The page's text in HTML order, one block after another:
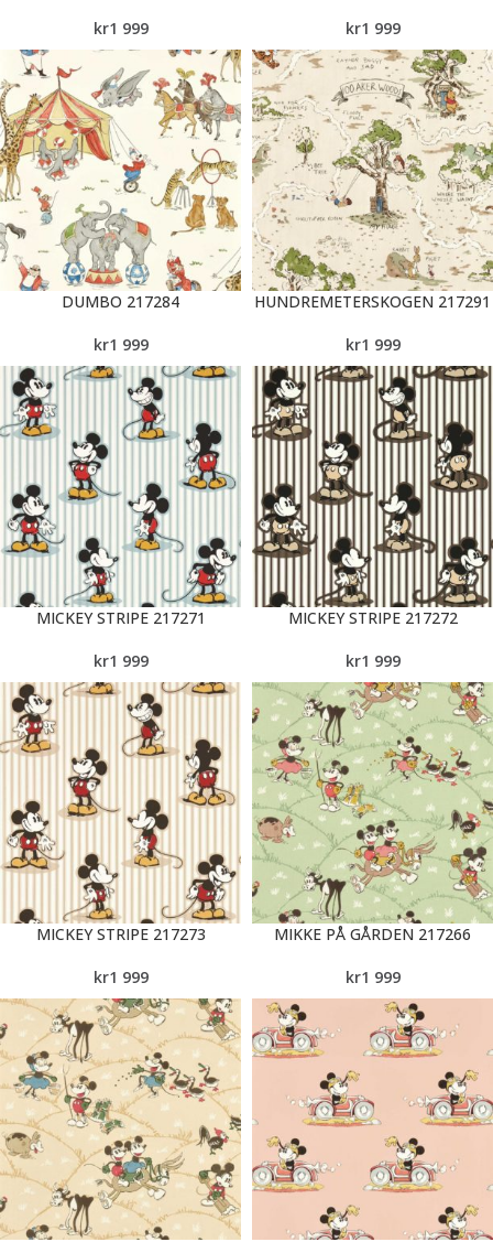
kr1 999 kr1 999
DUMBO 217284
kr1 999
HUNDREMETERSKOGEN 217291
kr1 999
MICKEY STRIPE 217271
kr1 999
MICKEY STRIPE 217272
kr1 999
MICKEY STRIPE 217273
kr1 999
MIKKE PÅ GÅRDEN 217266
kr1 999